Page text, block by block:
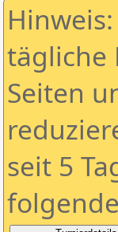
tägliche
Seiten
seit 5